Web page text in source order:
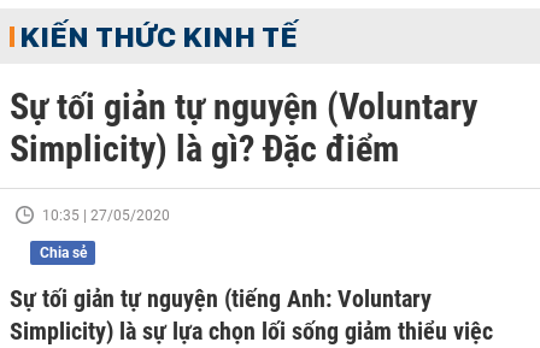
KIẾN THỨC KINH TẾ
Sự tối giản tự nguyện (Voluntary
Simplicity) là gì? Đặc điểm
10:35 | 27/05/2020
Chia sẻ
Sự tối giản tự nguyện (tiếng Anh: Voluntary
Simplicity) là sự lựa chọn lối sống giảm thiểu việc